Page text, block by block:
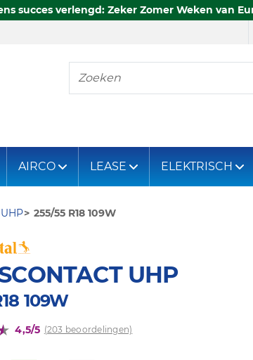
succes verlengd: Zeker Zomer Weken van
Zoeken
AIRCO LEASE ELEKTRISCH
255/55 R18 109W
UHP
109W
4,5/5 (203 beoordelingen)